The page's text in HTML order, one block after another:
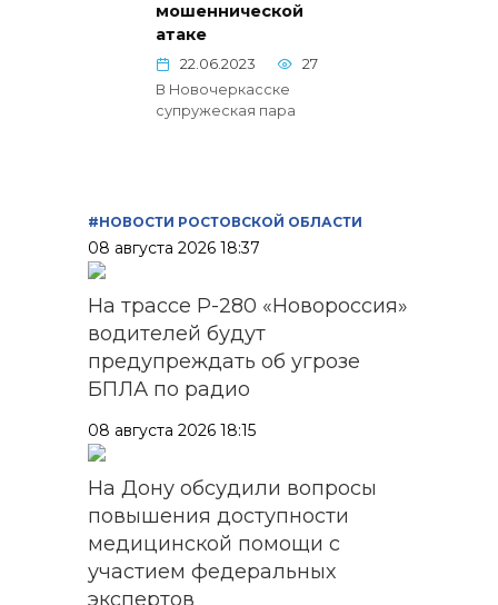
мошеннической
атаке
22.06.2023
27
В Новочеркасске
супружеская пара
#НОВОСТИ РОСТОВСКОЙ ОБЛАСТИ
08 августа 2026 18:37
На трассе Р-280 «Новороссия»
водителей будут
предупреждать об угрозе
БПЛА по радио
08 августа 2026 18:15
На Дону обсудили вопросы
повышения доступности
медицинской помощи с
участием федеральных
экспертов